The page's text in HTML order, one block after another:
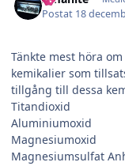
Postat 18
Tänkte mest höra
kemikalier som
tillgång till dessa
Titandioxid
Aluminiumoxid
Magnesiumoxid
Magnesiumsulfat